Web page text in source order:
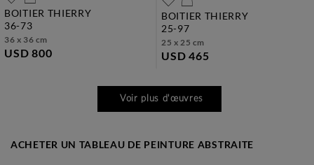
BOITIER THIERRY
36-73
36 x 36 cm
USD 800
BOITIER THIERRY
25-97
25 x 25 cm
USD 465
Voir plus d'œuvres
ACHETER UN TABLEAU DE PEINTURE ABSTRAITE